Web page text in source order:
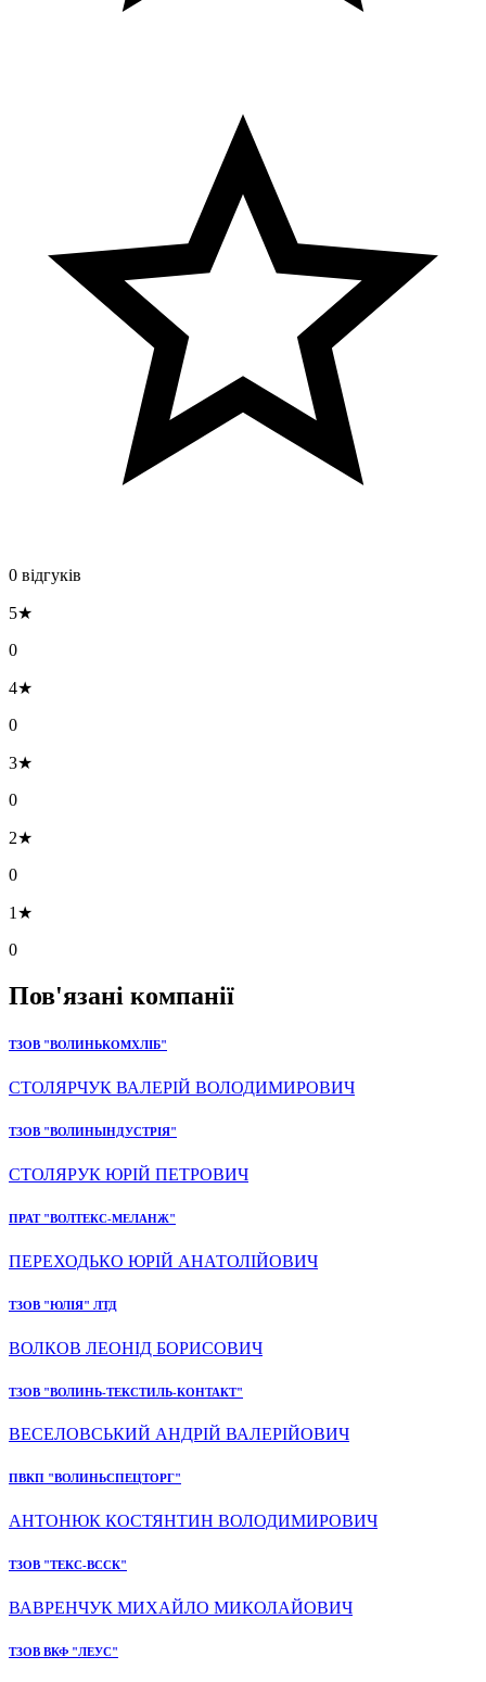
0 відгуків
5★
0
4★
0
3★
0
2★
0
1★
0
Пов'язані компанії
ТЗОВ "ВОЛИНЬКОМХЛІБ"
СТОЛЯРЧУК ВАЛЕРІЙ ВОЛОДИМИРОВИЧ
ТЗОВ "ВОЛИНЬІНДУСТРІЯ"
СТОЛЯРУК ЮРІЙ ПЕТРОВИЧ
ПРАТ "ВОЛТЕКС-МЕЛАНЖ"
ПЕРЕХОДЬКО ЮРІЙ АНАТОЛІЙОВИЧ
ТЗОВ "ЮЛІЯ" ЛТД
ВОЛКОВ ЛЕОНІД БОРИСОВИЧ
ТЗОВ "ВОЛИНЬ-ТЕКСТИЛЬ-КОНТАКТ"
ВЕСЕЛОВСЬКИЙ АНДРІЙ ВАЛЕРІЙОВИЧ
ПВКП "ВОЛИНЬСПЕЦТОРГ"
АНТОНЮК КОСТЯНТИН ВОЛОДИМИРОВИЧ
ТЗОВ "ТЕКС-ВССК"
ВАВРЕНЧУК МИХАЙЛО МИКОЛАЙОВИЧ
ТЗОВ ВКФ "ЛЕУС"